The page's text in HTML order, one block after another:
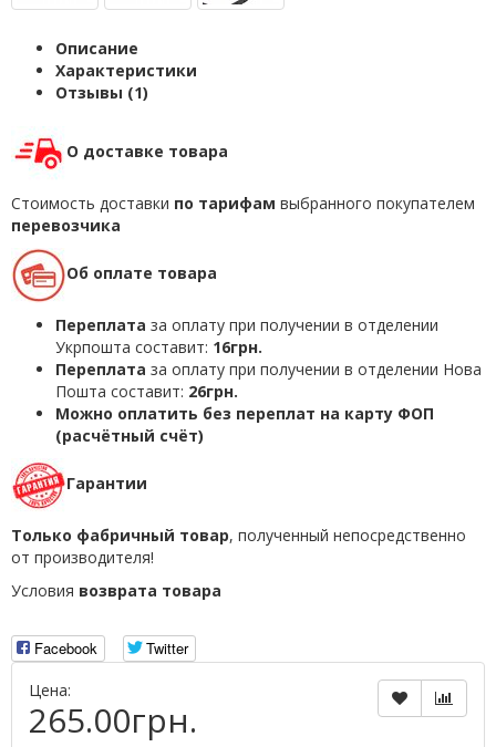
Описание
Характеристики
Отзывы (1)
О доставке товара
Стоимость доставки по тарифам выбранного покупателем
перевозчика
Об оплате товара
Переплата за оплату при получении в отделении
Укрпошта составит: 16грн.
Переплата за оплату при получении в отделении Нова
Пошта составит: 26грн.
Можно оплатить без переплат на карту ФОП
(расчётный счёт)
Гарантии
Только фабричный товар, полученный непосредственно
от производителя!
Условия возврата товара
Facebook
Twitter
Цена:
265.00грн.